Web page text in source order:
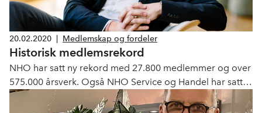
20.02.2020 Medlemskap og fordeler
Historisk medlemsrekord
NHO har satt ny rekord med 27.800 medlemmer og over
575.000 årsverk. Også NHO Service og Handel har satt
ny rekord med 6.942 virksomheter og 86.700 årsverk.